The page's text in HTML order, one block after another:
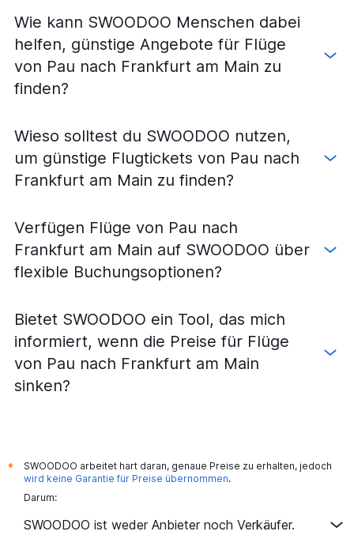
Wie kann SWOODOO Menschen dabei
helfen, günstige Angebote für Flüge
von Pau nach Frankfurt am Main zu
finden?
Wieso solltest du SWOODOO nutzen,
um günstige Flugtickets von Pau nach
Frankfurt am Main zu finden?
Verfügen Flüge von Pau nach
Frankfurt am Main auf SWOODOO über
flexible Buchungsoptionen?
Bietet SWOODOO ein Tool, das mich
informiert, wenn die Preise für Flüge
von Pau nach Frankfurt am Main
sinken?
*
SWOODOO arbeitet hart daran, genaue Preise zu erhalten, jedoch
wird keine Garantie für Preise übernommen.
Darum:
SWOODOO ist weder Anbieter noch Verkäufer.